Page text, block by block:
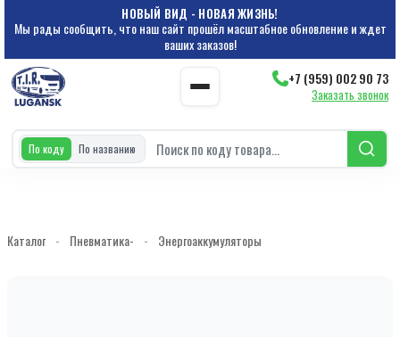
НОВЫЙ ВИД - НОВАЯ ЖИЗНЬ!
Мы рады сообщить, что наш сайт прошёл масштабное обновление и ждет
ваших заказов!
+7 (959) 002 90 73
Заказать звонок
По коду По названию
Каталог - Пневматика- - Энергоаккумуляторы